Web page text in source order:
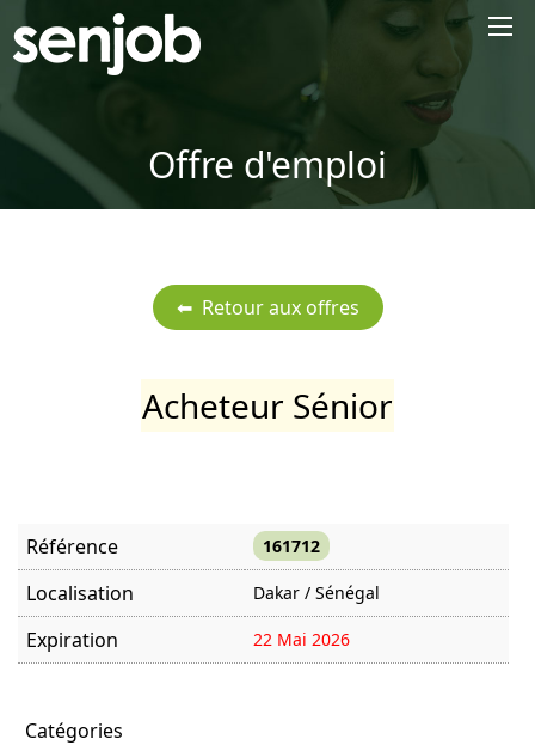
Offre d'emploi
Acheteur Sénior
Référence 161712
Localisation Dakar / Sénégal
Expiration 22 Mai 2026
Catégories